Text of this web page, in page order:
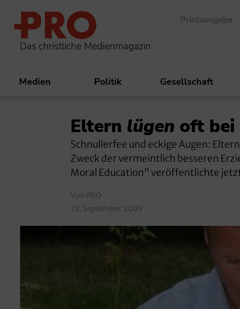
Das christliche Medienmagazin
Printausgabe
Medien Politik Gesellschaft
Eltern lügen oft bei
Schnullerfee und eckige Augen:
Zweck der vermeintlich besseren
Moral Education" veröffentlichte
Von PRO
25. September 2009